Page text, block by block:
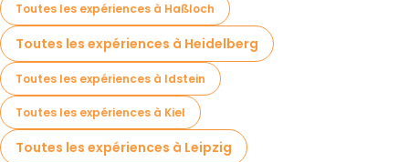
Toutes les expériences à Haßloch
Toutes les expériences à Heidelberg
Toutes les expériences à Idstein
Toutes les expériences à Kiel
Toutes les expériences à Leipzig